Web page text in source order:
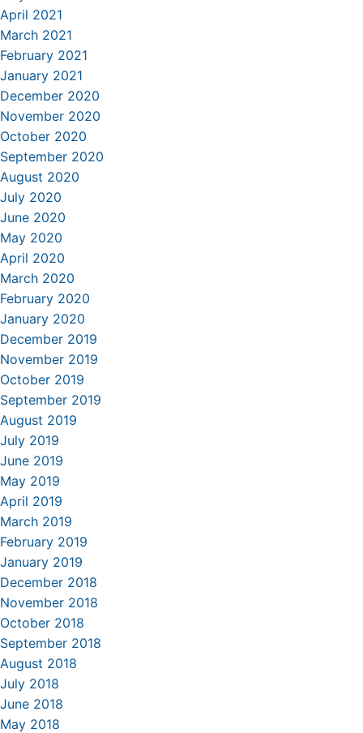
April 2021
March 2021
February 2021
January 2021
December 2020
November 2020
October 2020
September 2020
August 2020
July 2020
June 2020
May 2020
April 2020
March 2020
February 2020
January 2020
December 2019
November 2019
October 2019
September 2019
August 2019
July 2019
June 2019
May 2019
April 2019
March 2019
February 2019
January 2019
December 2018
November 2018
October 2018
September 2018
August 2018
July 2018
June 2018
May 2018